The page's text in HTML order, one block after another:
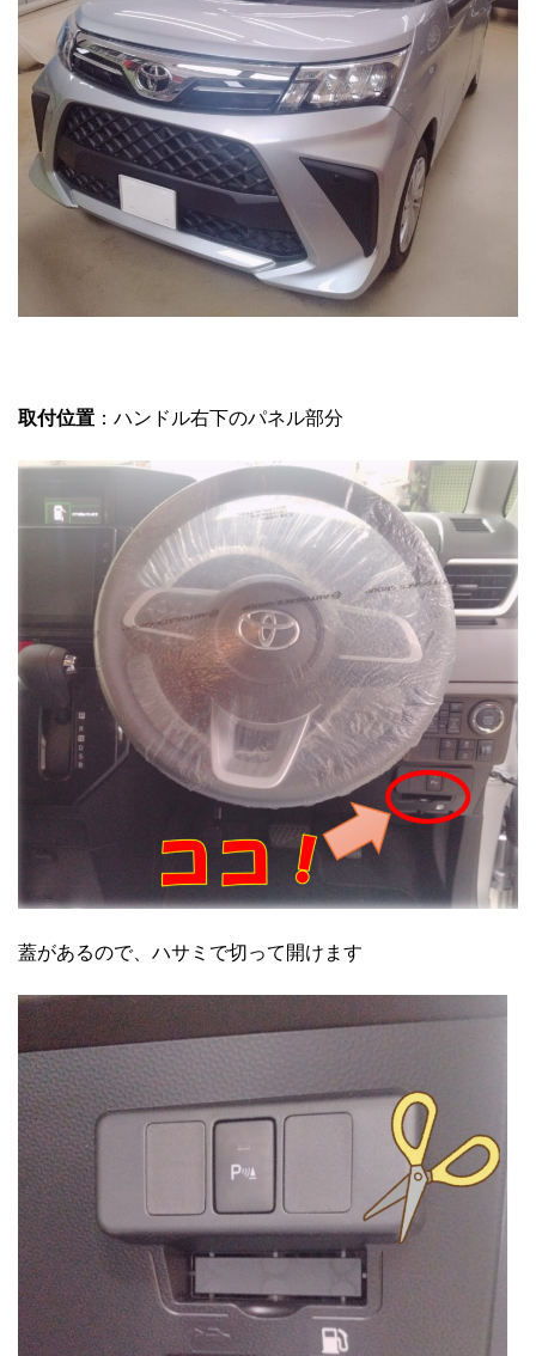
取付位置 ：ハンドル右下のパネル部分
蓋があるので、ハサミで切って開けます